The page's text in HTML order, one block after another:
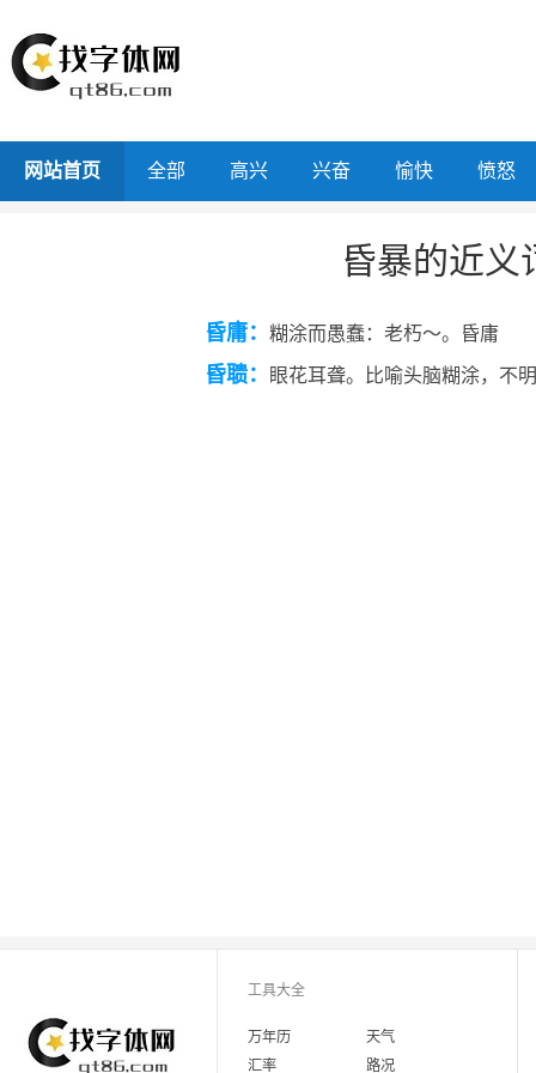
网站首页 全部 高兴 兴奋 愉快 愤怒
昏暴的近义
昏庸： 糊涂而愚蠢：老朽～。昏庸
昏聩： 眼花耳聋。比喻头脑糊涂，不
工具大全
万年历
天气
汇率
路况